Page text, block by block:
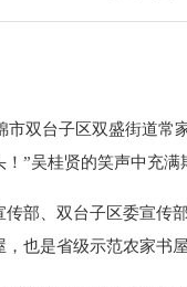
台子区双盛街道常
”吴桂贤的笑声中充满
、双台子区委宣传部
也是省级示范农家书